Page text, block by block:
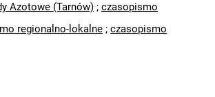
Zakładów Azotowych im.
1974
1975
Azotowe (Tarnów) ; czasopismo
regionalno-lokalne ; czasopismo